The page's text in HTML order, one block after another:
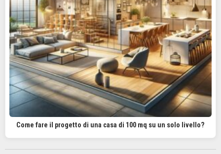
Come fare il progetto di una casa di 100 mq su un solo livello?